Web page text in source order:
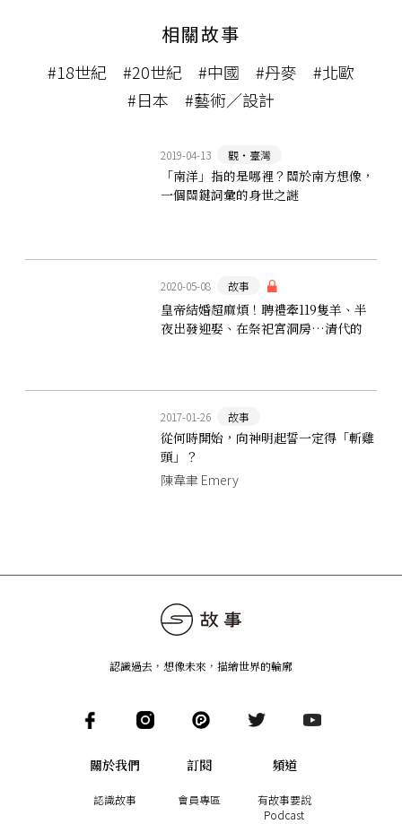
相關故事
#18世紀 #20世紀 #中國 #丹麥
#北歐
#日本
#藝術／設計
2019-04-13 觀‧臺灣
「南洋」指的是哪裡？關於南方想像，
一個關鍵詞彙的身世之謎
2020-05-08 故事
皇帝結婚超麻煩！聘禮牽119隻羊、半
夜出發迎娶、在祭祀宮洞房…清代的
2017-01-26 故事
從何時開始，向神明起誓一定得「斬雞
頭」？
陳韋聿 Emery
認識過去，想像未來 ， 描繪世界的輪廓
關於我們
認識故事
訂閱
會員專區
頻道
有故事要說
Podcast